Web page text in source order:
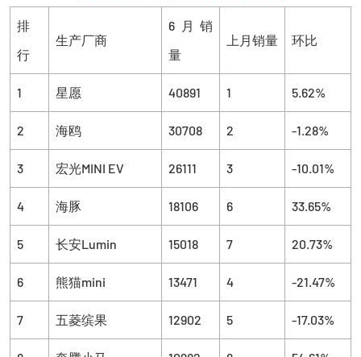
排
行
生产厂商
6月销
量
上月销量 环比
1 星愿 40891 1 5.62%
2 海鸥 30708 2 -1.28%
3 宏光MINI EV 26111 3 -10.01%
4 海豚 18106 6 33.65%
5 长安Lumin 15018 7 20.73%
6 熊猫mini 13471 4 -21.47%
7 五菱缤果 12902 5 -17.03%